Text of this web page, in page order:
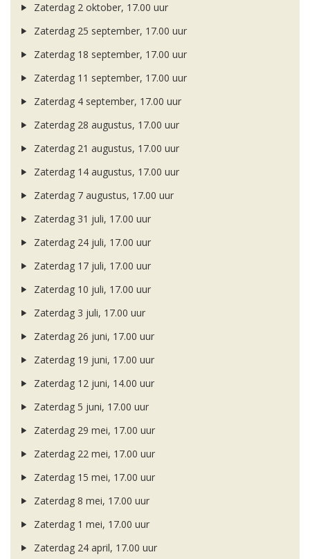
Zaterdag 2 oktober, 17.00 uur
Zaterdag 25 september, 17.00 uur
Zaterdag 18 september, 17.00 uur
Zaterdag 11 september, 17.00 uur
Zaterdag 4 september, 17.00 uur
Zaterdag 28 augustus, 17.00 uur
Zaterdag 21 augustus, 17.00 uur
Zaterdag 14 augustus, 17.00 uur
Zaterdag 7 augustus, 17.00 uur
Zaterdag 31 juli, 17.00 uur
Zaterdag 24 juli, 17.00 uur
Zaterdag 17 juli, 17.00 uur
Zaterdag 10 juli, 17.00 uur
Zaterdag 3 juli, 17.00 uur
Zaterdag 26 juni, 17.00 uur
Zaterdag 19 juni, 17.00 uur
Zaterdag 12 juni, 14.00 uur
Zaterdag 5 juni, 17.00 uur
Zaterdag 29 mei, 17.00 uur
Zaterdag 22 mei, 17.00 uur
Zaterdag 15 mei, 17.00 uur
Zaterdag 8 mei, 17.00 uur
Zaterdag 1 mei, 17.00 uur
Zaterdag 24 april, 17.00 uur